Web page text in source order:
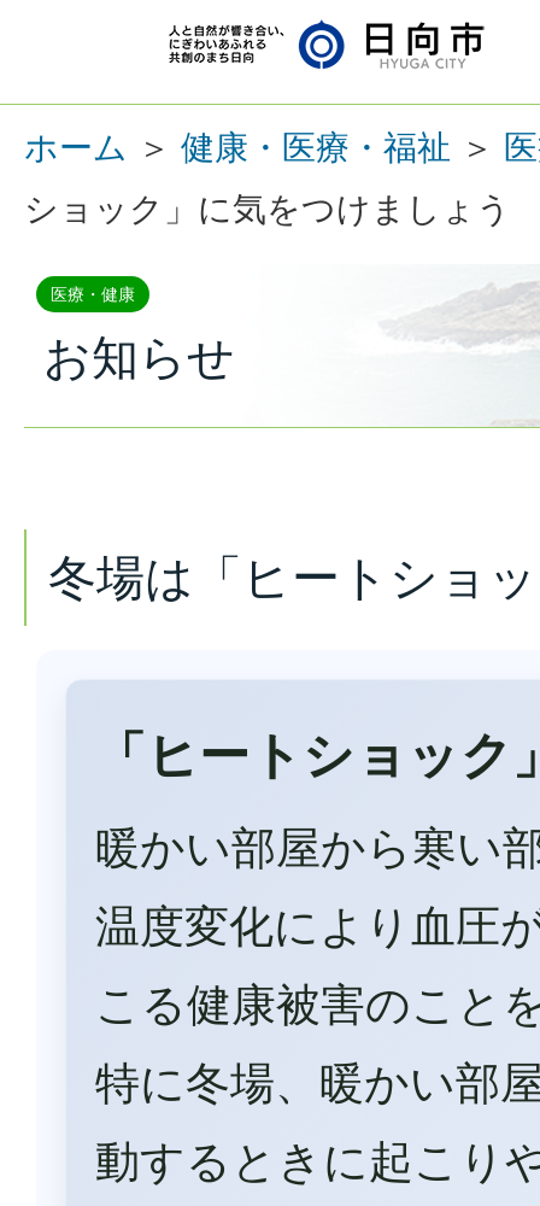
ホーム ＞ 健康・医療・福祉 ＞
ショック」に気をつけましょう
医療・健康
お知らせ
冬場は「ヒートショ
「ヒートショック
暖かい部屋から寒い
温度変化により血圧
こる健康被害のこと
特に冬場、暖かい部
動するときに起こり